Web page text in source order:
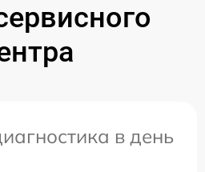
в день